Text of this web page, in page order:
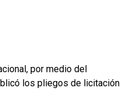
por medio del
los pliegos de licitación